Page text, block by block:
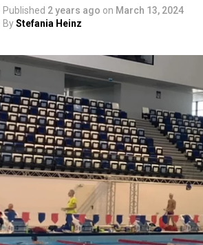
Published 2 years ago on March 13, 2024
ByStefania Heinz